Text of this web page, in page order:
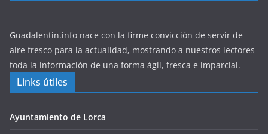
Guadalentin.info nace con la firme convicción de servir de
aire fresco para la actualidad, mostrando a nuestros lectores
toda la información de una forma ágil, fresca e imparcial.
Links útiles
Ayuntamiento de Lorca